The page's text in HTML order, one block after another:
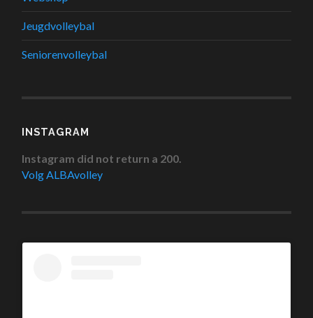
Jeugdvolleybal
Seniorenvolleybal
INSTAGRAM
Instagram did not return a 200.
Volg ALBAvolley